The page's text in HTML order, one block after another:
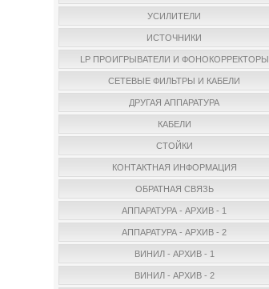
УСИЛИТЕЛИ
ИСТОЧНИКИ
LP ПРОИГРЫВАТЕЛИ И ФОНОКОРРЕКТОРЫ
СЕТЕВЫЕ ФИЛЬТРЫ И КАБЕЛИ
ДРУГАЯ АППАРАТУРА
КАБЕЛИ
СТОЙКИ
КОНТАКТНАЯ ИНФОРМАЦИЯ
ОБРАТНАЯ СВЯЗЬ
АППАРАТУРА - АРХИВ - 1
АППАРАТУРА - АРХИВ - 2
ВИНИЛ - АРХИВ - 1
ВИНИЛ - АРХИВ - 2